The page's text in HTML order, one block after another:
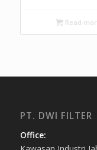
Read
PT. DWI FILTER
Office: